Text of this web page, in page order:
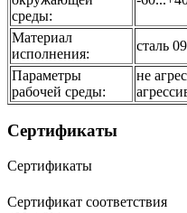
среды:
Материал
исполнения:
сталь
Параметры
рабочей среды:
не
Сертификаты
Сертификаты
Сертификат соответствия